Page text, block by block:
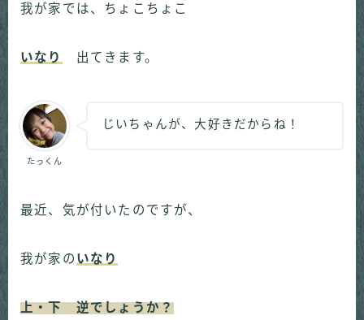
我が家では、ちょこちょこ
いなり 出てきます。
たっくん
じいちゃんが、大好きだからね！
最近、気が付いたのですが、
我が家の いなり
上・下 逆でしょうか？